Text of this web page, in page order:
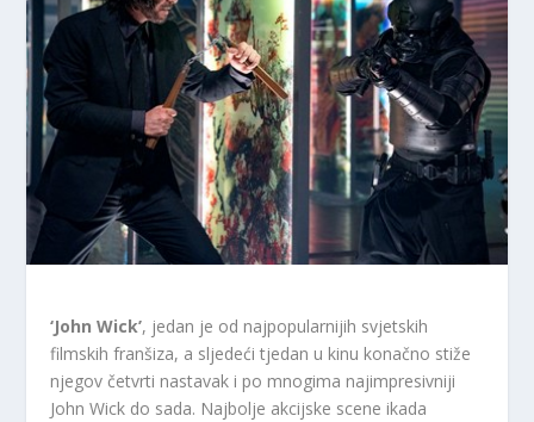
‘John Wick’, jedan je od najpopularnijih svjetskih
filmskih franšiza, a sljedeći tjedan u kinu konačno stiže
njegov četvrti nastavak i po mnogima najimpresivniji
John Wick do sada. Najbolje akcijske scene ikada